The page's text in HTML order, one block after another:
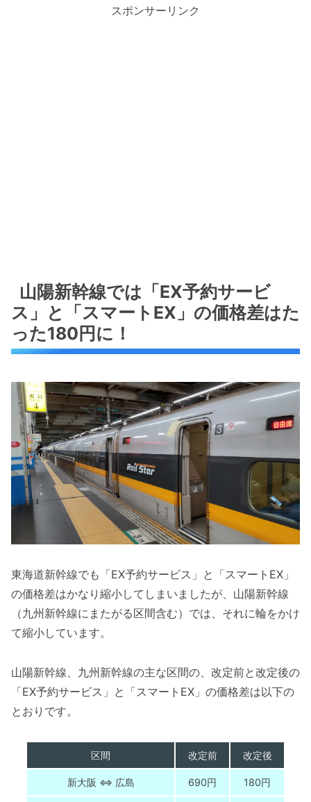
スポンサーリンク
山陽新幹線では「EX予約サービ
ス」と「スマートEX」の価格差はた
った180円に！
東海道新幹線でも「EX予約サービス」と「スマートEX」
の価格差はかなり縮小してしまいましたが、山陽新幹線
（九州新幹線にまたがる区間含む）では、それに輪をかけ
て縮小しています。
山陽新幹線、九州新幹線の主な区間の、改定前と改定後の
「EX予約サービス」と「スマートEX」の価格差は以下の
とおりです。
区間 改定前 改定後
新大阪 ⇔ 広島 690円 180円